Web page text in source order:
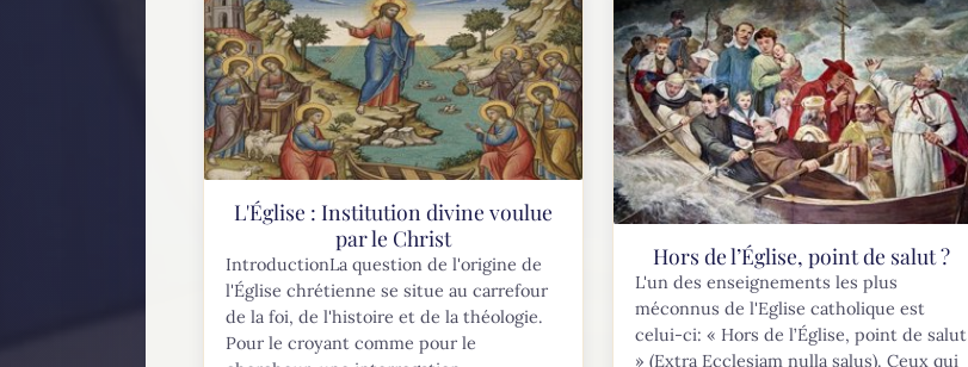
L'Église : Institution divine voulue
par le Christ
IntroductionLa question de l'origine de
l'Église chrétienne se situe au carrefour
de la foi, de l'histoire et de la théologie.
Pour le croyant comme pour le
Hors de l’Église, point de salut ?
L'un des enseignements les plus
méconnus de l'Eglise catholique est
celui-ci: « Hors de l’Église, point de salut
» (Extra Ecclesiam nulla salus). Ceux qui